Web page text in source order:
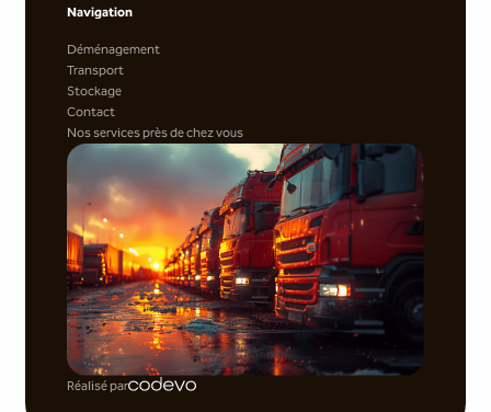
Navigation
Déménagement
Transport
Stockage
Contact
Nos services près de chez vous
Réalisé par